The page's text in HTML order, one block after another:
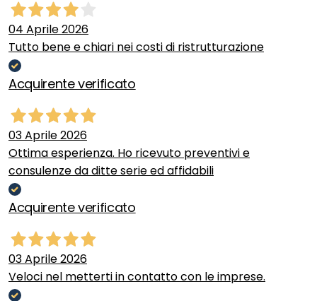
04 Aprile 2026
Tutto bene e chiari nei costi di ristrutturazione
Acquirente verificato
03 Aprile 2026
Ottima esperienza. Ho ricevuto preventivi e
consulenze da ditte serie ed affidabili
Acquirente verificato
03 Aprile 2026
Veloci nel metterti in contatto con le imprese.